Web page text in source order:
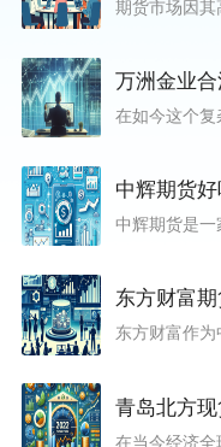
万洲金业
中辉期货
东方财富
青岛北方